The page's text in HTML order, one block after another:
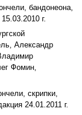
бандонеона,
г.
Александр
Фомин,
скрипки,
24.01.2011 г.